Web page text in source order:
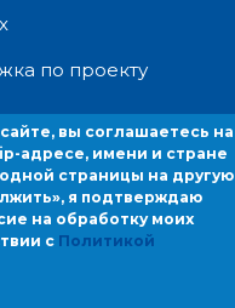
по проекту
вы соглашаетесь на
имени и стране домена
на другую и cookies.
вы соглашаетесь на
адресе, имени и стране
страницы на другую
я подтверждаю
на обработку моих
с Политикой